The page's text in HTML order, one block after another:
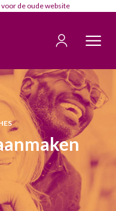
voor de oude website